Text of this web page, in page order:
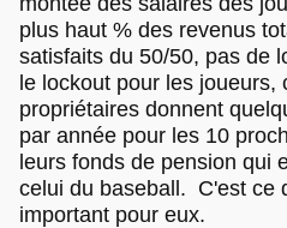
plus haut % des revenus
satisfaits du 50/50, pas de
le lockout pour les joueurs,
propriétaires donnent
par année pour les 10
leurs fonds de pension qui
celui du baseball. C'est ce
important pour eux.